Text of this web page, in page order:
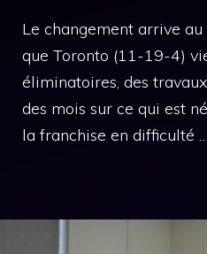
Le changement arrive au
que Toronto (11-19-4)
éliminatoires, des
des mois sur ce qui est
la franchise en difficulté …